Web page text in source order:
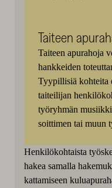
Taiteen
Taiteen apurahoja
hankkeiden
Tyypillisiä kohteita
taiteilijan
työryhmän
soittimen tai muun
Henkilökohtaista
hakea samalla
kattamiseen